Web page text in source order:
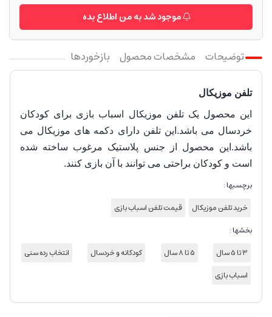
موجود شد به من اطلاع بده
توضیحات مشخصات محصول بازخوردها
تلفن موزیکال
این محصول یک تلفن موزیکال اسباب بازی برای کودکان
خردسال می باشد.این تلفن دارای دکمه های موزیکال می
باشد.این محصول از جنس پلاستیک مرغوب ساخته شده
است و کودکان براحتی می توانند با آن بازی کنند.
برچسبها :
خرید تلفن موزیکال
قیمت تلفن اسباب بازی
بخشها :
3 تا 5 سال
5 تا 8 سال کودکانه و خردسال
انتخاب رده سنی
اسباب بازی